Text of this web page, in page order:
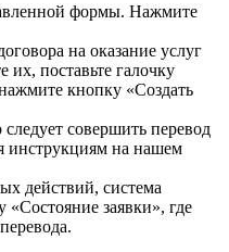
формы. Нажмите
на оказание услуг
поставьте галочку
кнопку «Создать
совершить перевод
инструкциям на нашем
действий, система
«Состояние заявки», где